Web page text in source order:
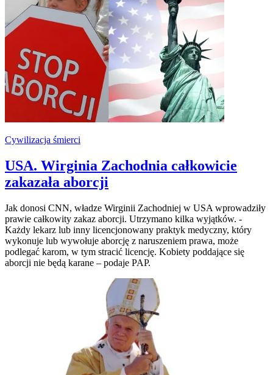
Cywilizacja śmierci
USA. Wirginia Zachodnia całkowicie
zakazała aborcji
Jak donosi CNN, władze Wirginii Zachodniej w USA wprowadziły
prawie całkowity zakaz aborcji. Utrzymano kilka wyjątków. -
Każdy lekarz lub inny licencjonowany praktyk medyczny, który
wykonuje lub wywołuje aborcję z naruszeniem prawa, może
podlegać karom, w tym stracić licencję. Kobiety poddające się
aborcji nie będą karane – podaje PAP.